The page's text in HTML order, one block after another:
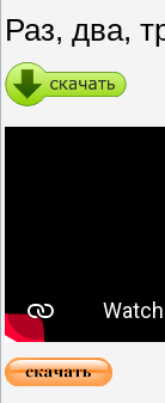
Раз, два,